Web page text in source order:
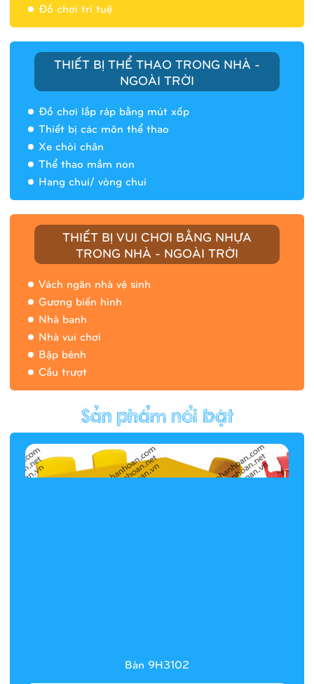
Đồ chơi trí tuệ
THIẾT BỊ THỂ THAO TRONG NHÀ -
NGOÀI TRỜI
Đồ chơi lắp ráp bằng mút xốp
Thiết bị các môn thể thao
Xe chòi chân
Thể thao mầm non
Hang chui/ vòng chui
THIẾT BỊ VUI CHƠI BẰNG NHỰA
TRONG NHÀ - NGOÀI TRỜI
Vách ngăn nhà vệ sinh
Gương biến hình
Nhà banh
Nhà vui chơi
Bập bênh
Cầu trượt
Nhà banh 9H5408
Hàng rào/nhà banh 9H5412
Bàn 9H3102